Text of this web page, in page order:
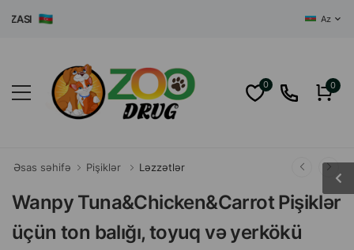
Az
0 0
Əsas səhifə Pişiklər Ləzzətlər
Wanpy Tuna&Chicken&Carrot Pişiklər
üçün ton balığı, toyuq və yerkökü